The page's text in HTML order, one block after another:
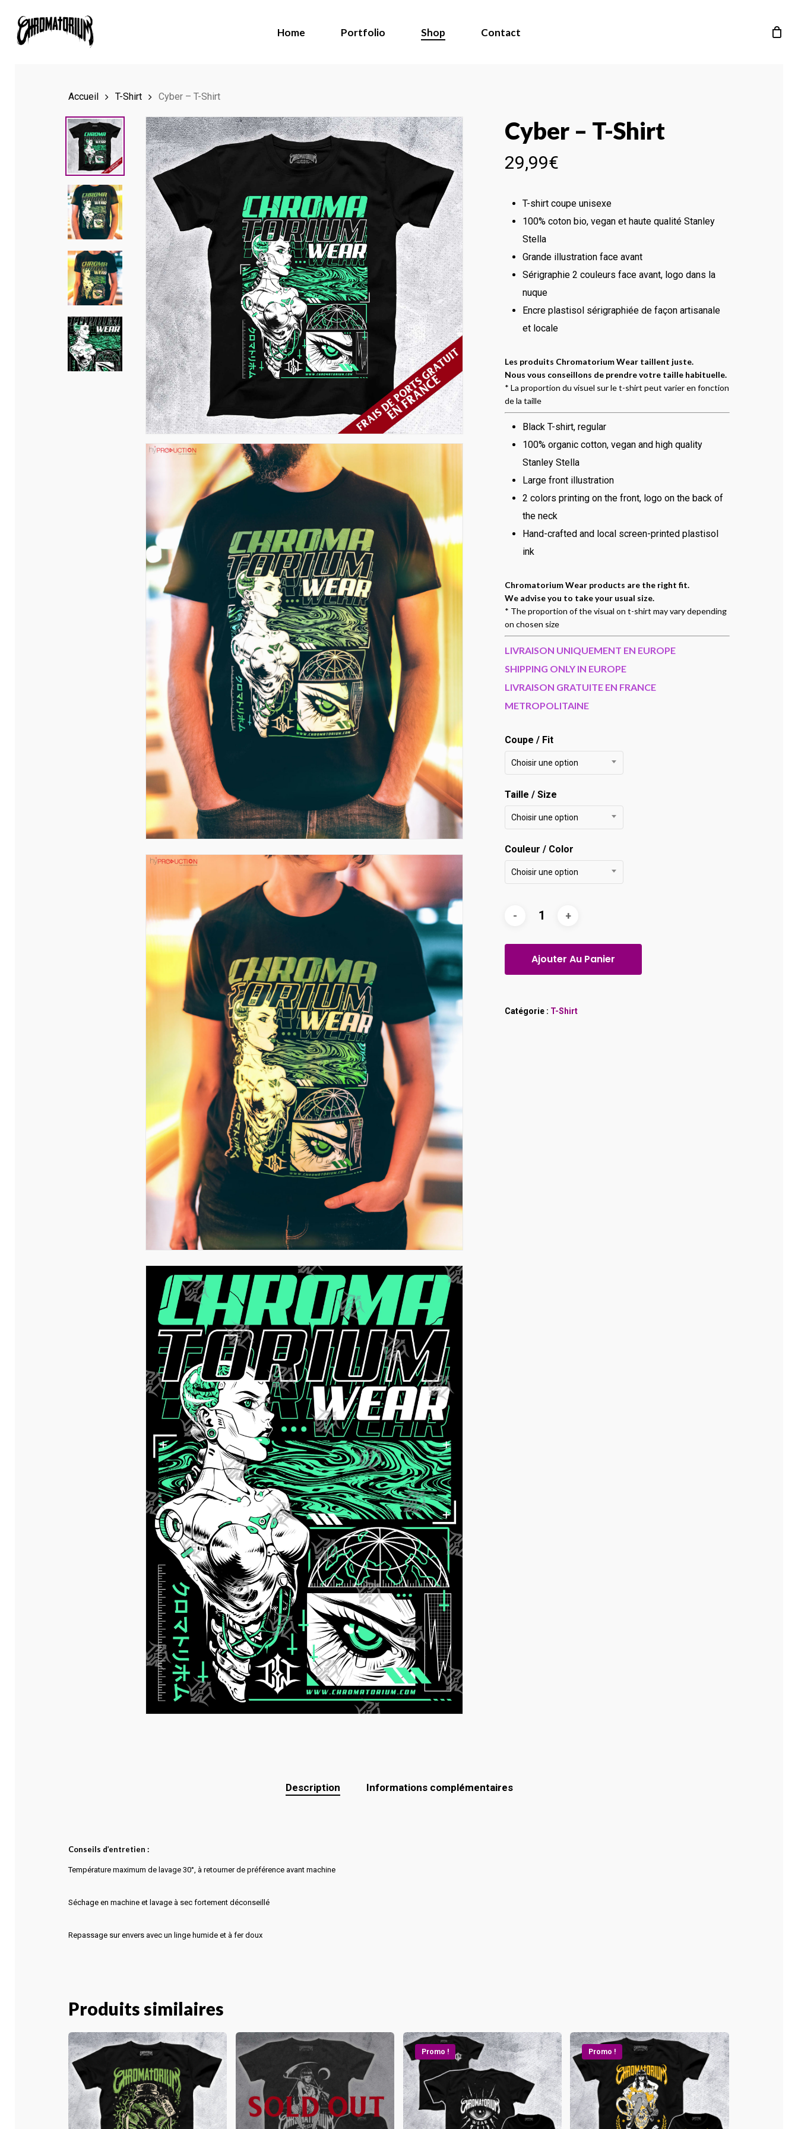
main
Home Portfolio Shop Contact
Accueil T-Shirt Cyber – T-Shirt
Cyber – T-Shirt
29,99€
T-shirt coupe unisexe
100% coton bio, vegan et haute qualité Stanley
Stella
Grande illustration face avant
Sérigraphie 2 couleurs face avant, logo dans la
nuque
Encre plastisol sérigraphiée de façon artisanale
et locale
Les produits Chromatorium Wear taillent juste.
Nous vous conseillons de prendre votre taille habituelle.
* La proportion du visuel sur le t-shirt peut varier en fonction
de la taille
Black T-shirt, regular
100% organic cotton, vegan and high quality
Stanley Stella
Large front illustration
2 colors printing on the front, logo on the back of
the neck
Hand-crafted and local screen-printed plastisol
ink
Chromatorium Wear products are the right fit.
We advise you to take your usual size.
* The proportion of the visual on t-shirt may vary depending
on chosen size
LIVRAISON UNIQUEMENT EN EUROPE
SHIPPING ONLY IN EUROPE
LIVRAISON GRATUITE EN FRANCE
METROPOLITAINE
Coupe / Fit
Choisir une option
Taille / Size
Choisir une option
Couleur / Color
Choisir une option
Ajouter Au Panier
Catégorie : T-Shirt
Description Informations complémentaires
Conseils d’entretien :
Température maximum de lavage 30°, à retourner de préférence avant machine
Séchage en machine et lavage à sec fortement déconseillé
Repassage sur envers avec un linge humide et à fer doux
Produits similaires
Promo ! Promo !